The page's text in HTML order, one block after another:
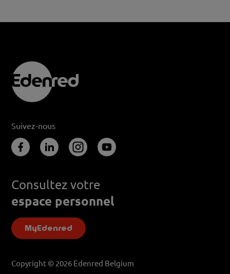
Suivez-nous
Consultez votre
espace personnel
MyEdenred
Copyright © 2026 Edenred Belgium